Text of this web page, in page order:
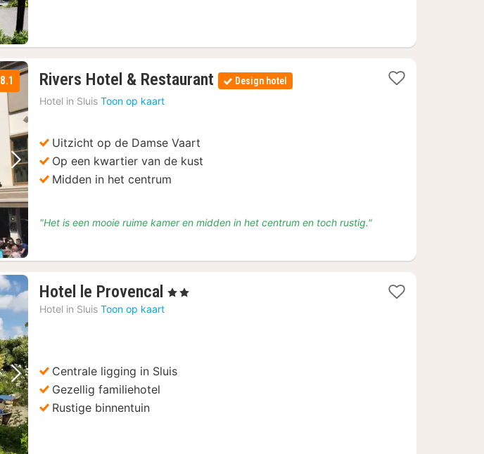
Volgende foto
8.1 Rivers Hotel & Restaurant 1
nacht
Design hotel
Hotel in Sluis Toon op kaart
Uitzicht op de Damse Vaart
Op een kwartier van de kust
Midden in het centrum
"Het is een mooie ruime kamer en midden in het centrum en toch rustig."
Volgende foto
Hotel le Provencal 1
, 2 Sterren
Hotel in Sluis Toon op kaart
Centrale ligging in Sluis
Gezellig familiehotel
Rustige binnentuin